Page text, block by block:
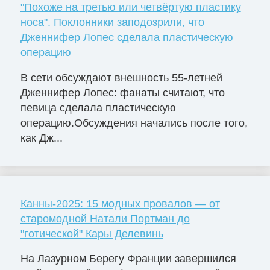
"Похоже на третью или четвёртую пластику
носа". Поклонники заподозрили, что
Дженнифер Лопес сделала пластическую
операцию
В сети обсуждают внешность 55-летней
Дженнифер Лопес: фанаты считают, что
певица сделала пластическую
операцию.Обсуждения начались после того,
как Дж...
Канны-2025: 15 модных провалов — от
старомодной Натали Портман до
"готической" Кары Делевинь
На Лазурном Берегу Франции завершился